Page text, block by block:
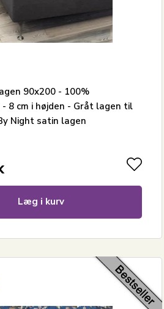
90x200 - 100%
8 cm i højden - Gråt lagen til
Night satin lagen
Læg i kurv